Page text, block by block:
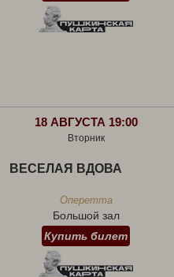
18 АВГУСТА 19:00
Вторник
ВЕСЕЛАЯ ВДОВА
Оперетта
Большой зал
Купить билет